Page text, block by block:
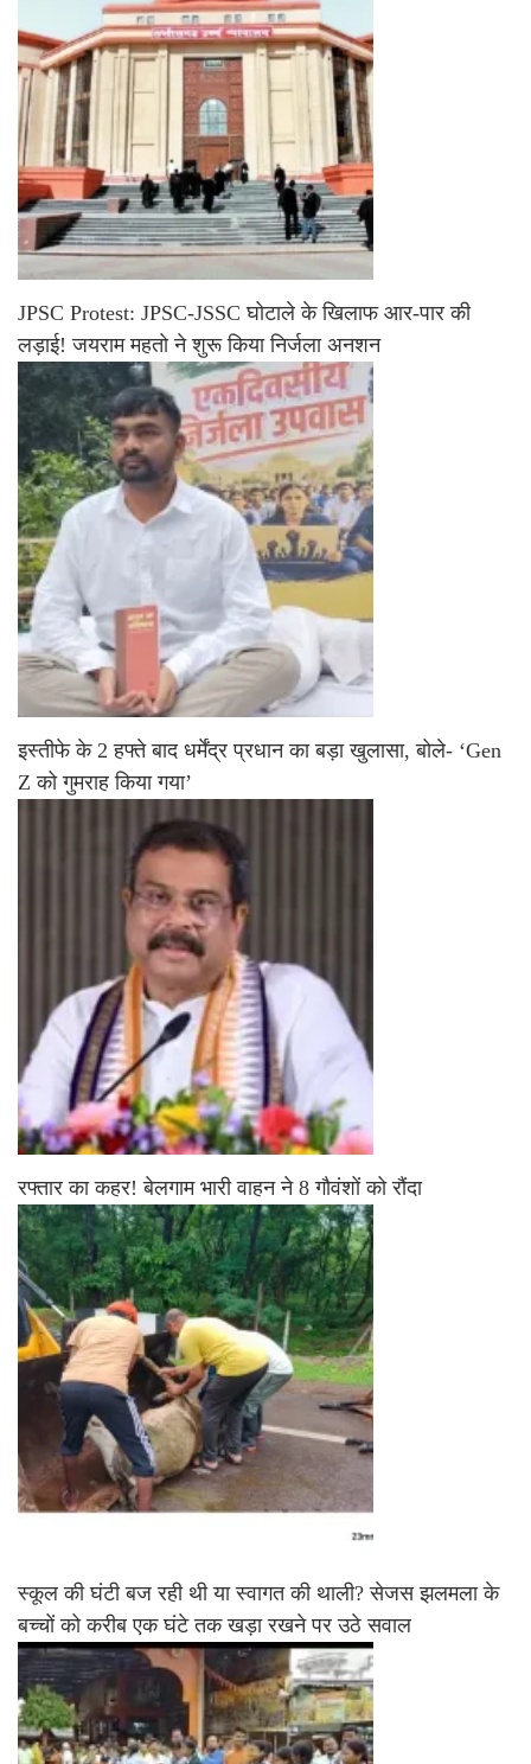
JPSC Protest: JPSC-JSSC घोटाले के खिलाफ आर-पार की
लड़ाई! जयराम महतो ने शुरू किया निर्जला अनशन
इस्तीफे के 2 हफ्ते बाद धर्मेंद्र प्रधान का बड़ा खुलासा, बोले- ‘Gen
Z को गुमराह किया गया’
रफ्तार का कहर! बेलगाम भारी वाहन ने 8 गौवंशों को रौंदा
स्कूल की घंटी बज रही थी या स्वागत की थाली? सेजस झलमला के
बच्चों को करीब एक घंटे तक खड़ा रखने पर उठे सवाल